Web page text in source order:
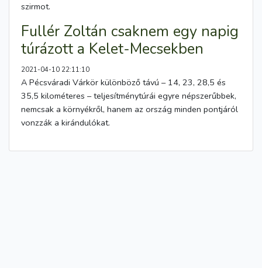
szirmot.
Fullér Zoltán csaknem egy napig
túrázott a Kelet-Mecsekben
2021-04-10 22:11:10
A Pécsváradi Várkör különböző távú – 14, 23, 28,5 és
35,5 kilométeres – teljesítménytúrái egyre népszerűbbek,
nemcsak a környékről, hanem az ország minden pontjáról
vonzzák a kirándulókat.